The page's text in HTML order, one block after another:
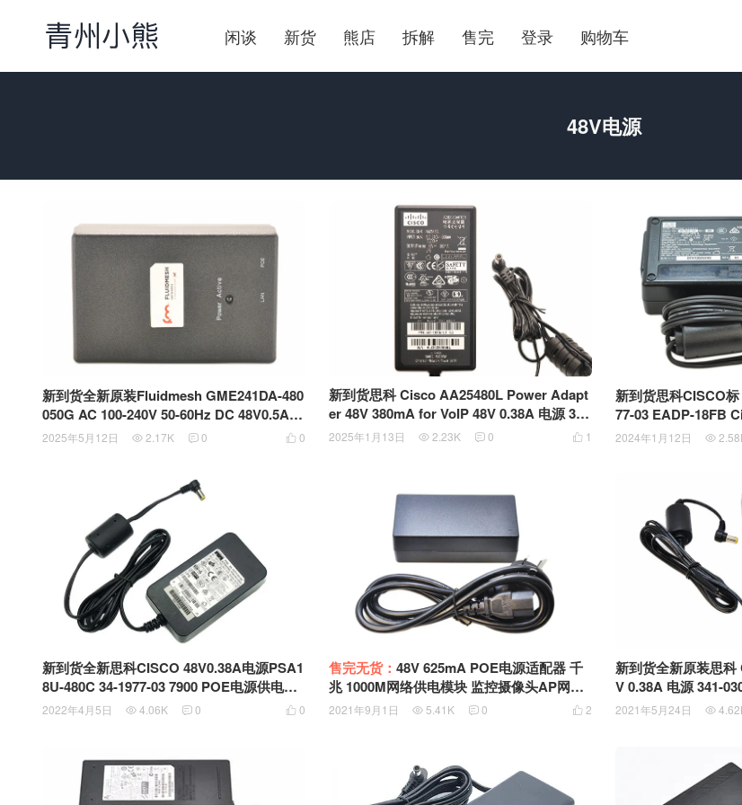
闲谈 新货 熊店 拆解 售完 登录 购物车
48V电源
新到货全新原装Fluidmesh GME241DA-480
050G AC 100-240V 50-60Hz DC 48V0.5A 2
4W Carrier POE Adapter 1000M 千M POE
 0
2025年5月12日  2.17K  0
新到货思科 Cisco AA25480L Power Adapt
er 48V 380mA for VoIP 48V 0.38A 电源 341
-0306-01 1140 1240 1300 POE电源供电模块
 1
2025年1月13日  2.23K  0
新到货思科CISCO
77-03 EADP-18FB
点电源适配器 泰国产
2024年1月12日 
新到货全新思科CISCO 48V0.38A电源PSA1
8U-480C 34-1977-03 7900 POE电源供电模
块
 0
2022年4月5日  4.06K  0
售完无货： 48V 625mA POE电源适配器 千
兆 1000M网络供电模块 监控摄像头AP网桥
POE电源适配器GRT-4800625A
 2
2021年9月1日  5.41K  0
新到货全新原装思科 Cisco
V 0.38A 电源 341-0306-01 1140
POE电源供电模块
2021年5月24日 